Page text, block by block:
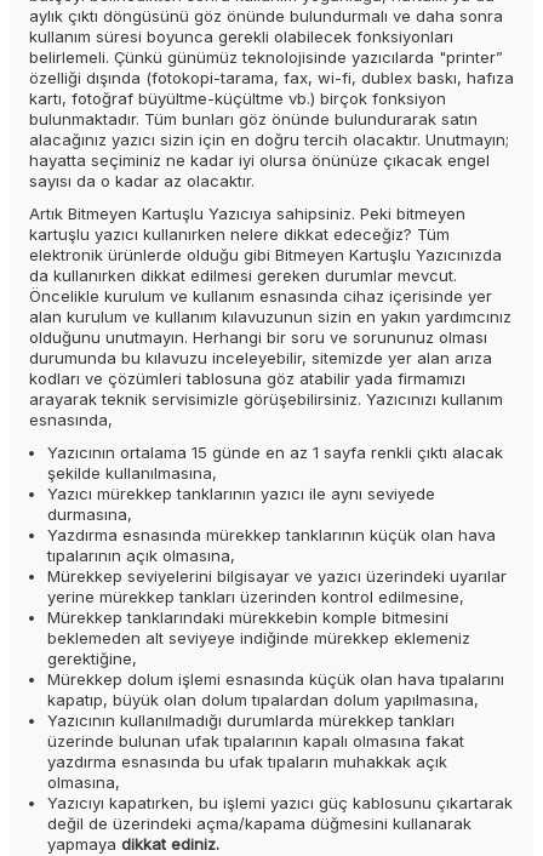
aylık çıktı döngüsünü göz önünde bulundurmalı ve daha sonra
kullanım süresi boyunca gerekli olabilecek fonksiyonları
belirlemeli. Çünkü günümüz teknolojisinde yazıcılarda "printer”
özelliği dışında (fotokopi-tarama, fax, wi-fi, dublex baskı, hafıza
kartı, fotoğraf büyültme-küçültme vb.) birçok fonksiyon
bulunmaktadır. Tüm bunları göz önünde bulundurarak satın
alacağınız yazıcı sizin için en doğru tercih olacaktır. Unutmayın;
hayatta seçiminiz ne kadar iyi olursa önünüze çıkacak engel
sayısı da o kadar az olacaktır.
Artık Bitmeyen Kartuşlu Yazıcıya sahipsiniz. Peki bitmeyen
kartuşlu yazıcı kullanırken nelere dikkat edeceğiz? Tüm
elektronik ürünlerde olduğu gibi Bitmeyen Kartuşlu Yazıcınızda
da kullanırken dikkat edilmesi gereken durumlar mevcut.
Öncelikle kurulum ve kullanım esnasında cihaz içerisinde yer
alan kurulum ve kullanım kılavuzunun sizin en yakın yardımcınız
olduğunu unutmayın. Herhangi bir soru ve sorununuz olması
durumunda bu kılavuzu inceleyebilir, sitemizde yer alan arıza
kodları ve çözümleri tablosuna göz atabilir yada firmamızı
arayarak teknik servisimizle görüşebilirsiniz. Yazıcınızı kullanım
esnasında,
Yazıcının ortalama 15 günde en az 1 sayfa renkli çıktı alacak
şekilde kullanılmasına,
Yazıcı mürekkep tanklarının yazıcı ile aynı seviyede
durmasına,
Yazdırma esnasında mürekkep tanklarının küçük olan hava
tıpalarının açık olmasına,
Mürekkep seviyelerini bilgisayar ve yazıcı üzerindeki uyarılar
yerine mürekkep tankları üzerinden kontrol edilmesine,
Mürekkep tanklarındaki mürekkebin komple bitmesini
beklemeden alt seviyeye indiğinde mürekkep eklemeniz
gerektiğine,
Mürekkep dolum işlemi esnasında küçük olan hava tıpalarını
kapatıp, büyük olan dolum tıpalardan dolum yapılmasına,
Yazıcının kullanılmadığı durumlarda mürekkep tankları
üzerinde bulunan ufak tıpalarının kapalı olmasına fakat
yazdırma esnasında bu ufak tıpaların muhakkak açık
olmasına,
Yazıcıyı kapatırken, bu işlemi yazıcı güç kablosunu çıkartarak
değil de üzerindeki açma/kapama düğmesini kullanarak
yapmaya dikkat ediniz.